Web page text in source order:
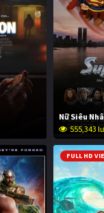
Nữ Siêu
555,343
FULL HD